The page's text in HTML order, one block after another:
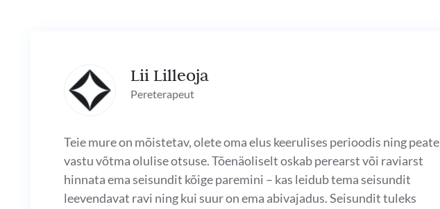
Lii Lilleoja
Pereterapeut
Teie mure on mõistetav, olete oma elus keerulises perioodis ning peate
vastu võtma olulise otsuse. Tõenäoliselt oskab perearst või raviarst
hinnata ema seisundit kõige paremini – kas leidub tema seisundit
leevendavat ravi ning kui suur on ema abivajadus. Seisundit tuleks